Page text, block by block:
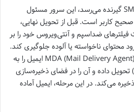
زمانی که ایمیل به سرور SMTP گیرنده می‌رسد، این سرور مسئول
کاربر است. قبل از تحویل نهایی،
ضداسپم و آنتی‌ویروس خود را بر
محتوای ناخواسته یا آلوده جلوگیری کند.
پس از گذراندن این مراحل، MDA (Mail Delivery Agent) ایمیل را به
صندوق پستی کاربر (Inbox) تحویل داده و آن را در فضای ذخیره‌سازی
می‌کند. در این مرحله، ایمیل آماده